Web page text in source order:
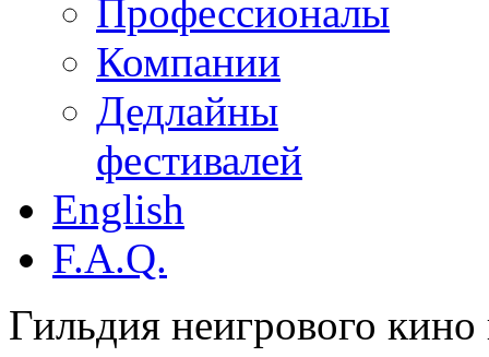
Профессионалы
Компании
Дедлайны
фестивалей
English
F.A.Q.
Гильдия неигрового кино